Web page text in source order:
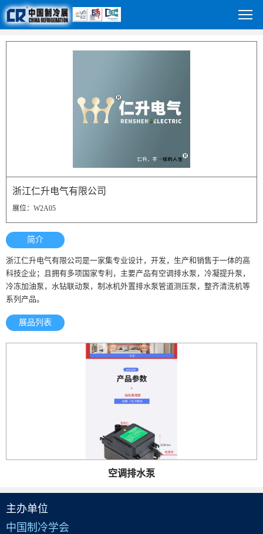
浙江仁升电气有限公司
展位：W2A05
简介
浙江仁升电气有限公司是一家集专业设计，开发，生产和销售于一体的高
科技企业；且拥有多项国家专利，主要产品有空调排水泵，冷凝提升泵，
冷冻加油泵，水钻联动泵，制冰机外置排水泵管道测压泵，整齐清洗机等
系列产品。
展品列表
空调排水泵
主办单位
中国制冷学会